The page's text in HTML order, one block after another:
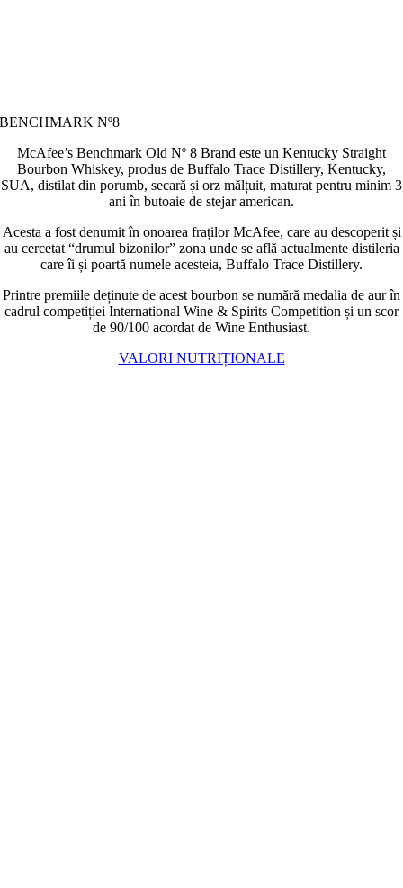
BENCHMARK Nº8
McAfee’s Benchmark Old Nº 8 Brand este un Kentucky Straight
Bourbon Whiskey, produs de Buffalo Trace Distillery, Kentucky,
SUA, distilat din porumb, secară și orz mălțuit, maturat pentru minim 3
ani în butoaie de stejar american.
Acesta a fost denumit în onoarea fraților McAfee, care au descoperit și
au cercetat “drumul bizonilor” zona unde se află actualmente distileria
care îi și poartă numele acesteia, Buffalo Trace Distillery.
Printre premiile deținute de acest bourbon se numără medalia de aur în
cadrul competiției International Wine & Spirits Competition și un scor
de 90/100 acordat de Wine Enthusiast.
VALORI NUTRIȚIONALE